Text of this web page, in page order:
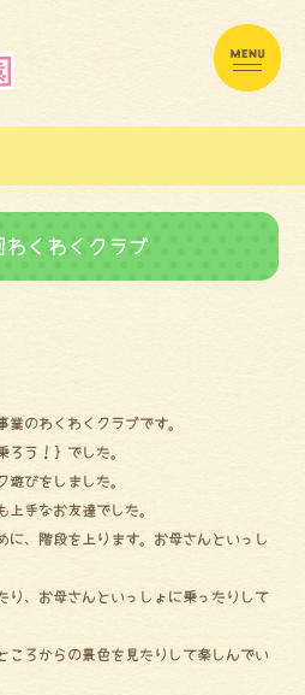
くわくクラブ
のわくわくクラブです。
う！｝でした。
びをしました。
手なお友達でした。
に、階段を上ります。お母さんといっし
り、お母さんといっしょに乗ったりして
ころからの景色を見たりして楽しんでい